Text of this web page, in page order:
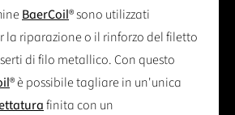
BaerCoil® sono utilizzati
la riparazione o il rinforzo del filetto
di filo metallico. Con questo
® è possibile tagliare in un'unica
finita con un